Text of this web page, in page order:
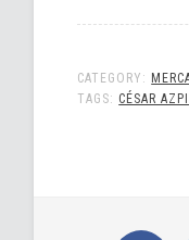
CATEGORY:
TAGS: CÉSAR